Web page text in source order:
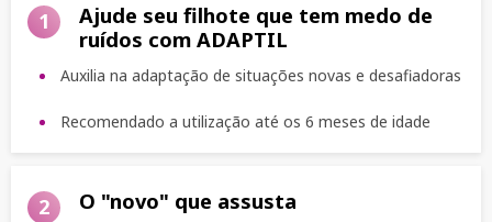
1
Ajude seu filhote que tem medo de
ruídos com ADAPTIL
Auxilia na adaptação de situações novas e desafiadoras
Recomendado a utilização até os 6 meses de idade
2 O "novo" que assusta